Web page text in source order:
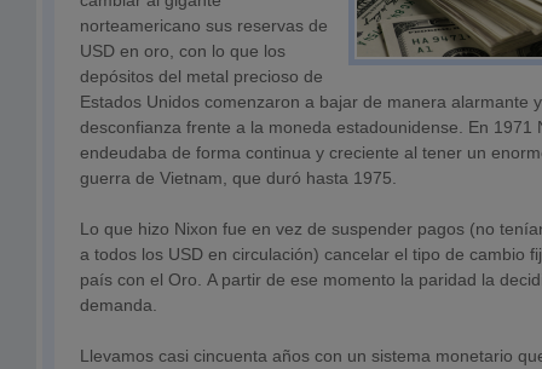
norteamericano sus reservas de
USD en oro, con lo que los
depósitos del metal precioso de
Estados Unidos comenzaron a bajar de manera alarmante
desconfianza frente a la moneda estadounidense. En 1971
endeudaba de forma continua y creciente al tener un
guerra de Vietnam, que duró hasta 1975.
Lo que hizo Nixon fue en vez de suspender pagos (no
a todos los USD en circulación) cancelar el tipo de cambio
país con el Oro. A partir de ese momento la paridad la
demanda.
Llevamos casi cincuenta años con un sistema monetario